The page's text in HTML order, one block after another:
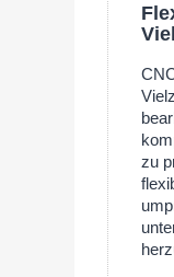
zu